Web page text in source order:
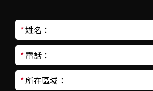
*姓名：
*電話：
*所在區域：